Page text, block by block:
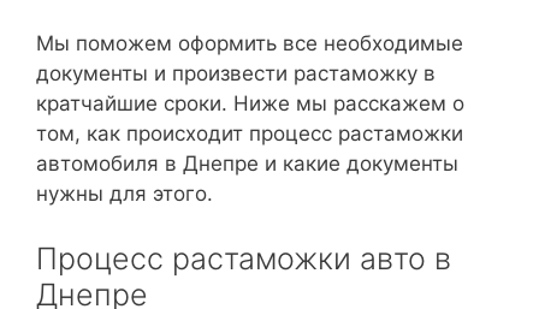
Мы поможем оформить все необходимые
документы и произвести растаможку в
кратчайшие сроки. Ниже мы расскажем о
том, как происходит процесс растаможки
автомобиля в Днепре и какие документы
нужны для этого.
Процесс растаможки авто в
Днепре